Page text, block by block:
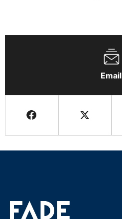
Email